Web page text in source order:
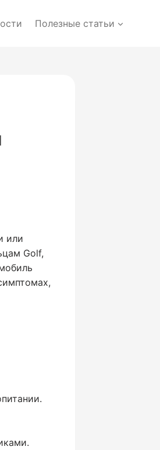
Полезные статьи
или
Golf,